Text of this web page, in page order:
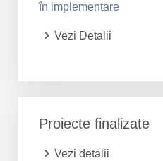
în implementare
Vezi Detalii
Proiecte finalizate
Vezi detalii